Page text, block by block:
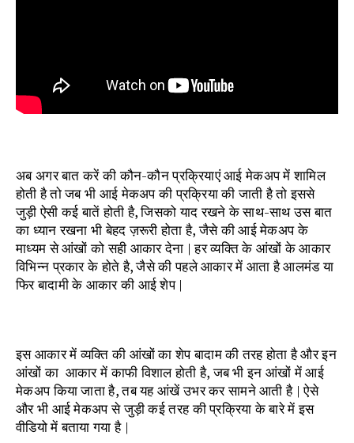
अब अगर बात करें की कौन-कौन प्रक्रियाएं आई मेकअप में शामिल
होती है तो जब भी आई मेकअप की प्रक्रिया की जाती है तो इससे
जुड़ी ऐसी कई बातें होती है, जिसको याद रखने के साथ-साथ उस बात
का ध्यान रखना भी बेहद ज़रूरी होता है, जैसे की आई मेकअप के
माध्यम से आंखों को सही आकार देना | हर व्यक्ति के आंखों के आकार
विभिन्न प्रकार के होते है, जैसे की पहले आकार में आता है आलमंड या
फिर बादामी के आकार की आई शेप |
इस आकार में व्यक्ति की आंखों का शेप बादाम की तरह होता है और इन
आंखों का आकार में काफी विशाल होती है, जब भी इन आंखों में आई
मेकअप किया जाता है, तब यह आंखें उभर कर सामने आती है | ऐसे
और भी आई मेकअप से जुड़ी कई तरह की प्रक्रिया के बारे में इस
वीडियो में बताया गया है |